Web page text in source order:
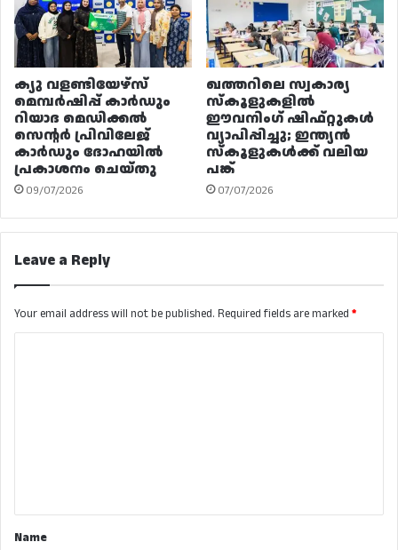
ക്യു വളണ്ടിയേഴ്‌സ്
മെമ്പർഷിപ്പ് കാർഡും
റിയാദ മെഡിക്കൽ
സെന്റർ പ്രിവിലേജ്
കാർഡും ദോഹയിൽ
പ്രകാശനം ചെയ്തു
09/07/2026
ഖത്തറിലെ സ്വകാര്യ
സ്കൂളുകളിൽ
ഈവനിംഗ് ഷിഫ്റ്റുകൾ
വ്യാപിപ്പിച്ചു; ഇന്ത്യൻ
സ്കൂളുകൾക്ക് വലിയ
പങ്ക്
07/07/2026
Leave a Reply
Your email address will not be published. Required fields are marked *
*Name